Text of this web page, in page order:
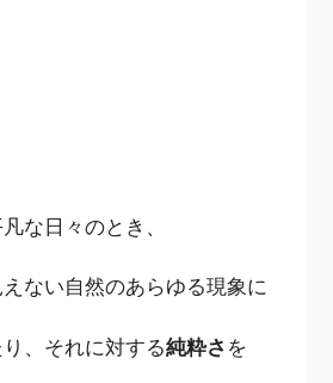
な日々のとき、
ない自然のあらゆる現象に
、それに対する純粋さ を